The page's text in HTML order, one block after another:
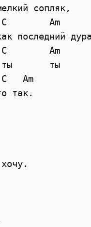
сопляк,
Am
последний
Am
ты
Am
так.